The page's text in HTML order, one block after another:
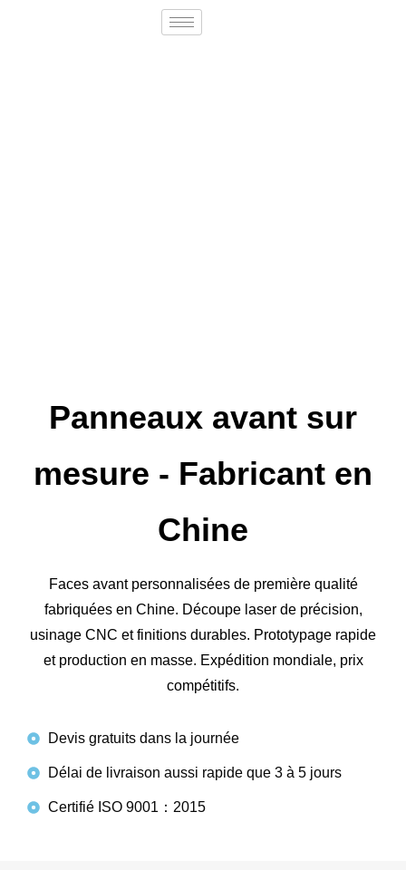
Panneaux avant sur
mesure - Fabricant en
Chine
Faces avant personnalisées de première qualité
fabriquées en Chine. Découpe laser de précision,
usinage CNC et finitions durables. Prototypage rapide
et production en masse. Expédition mondiale, prix
compétitifs.
Devis gratuits dans la journée
Délai de livraison aussi rapide que 3 à 5 jours
Certifié ISO 9001：2015